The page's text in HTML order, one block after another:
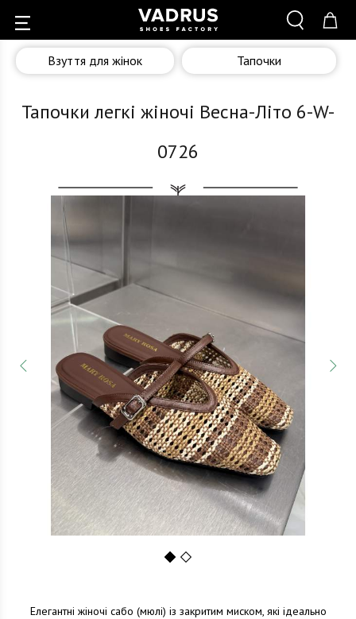
Взуття для жінок Тапочки
Тапочки легкі жіночі Весна-Літо 6-W-
0726
12
Елегантні жіночі сабо (мюлі) із закритим миском, які ідеально